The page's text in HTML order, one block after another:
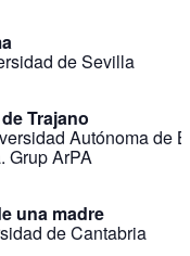
de Sevilla
Trajano
Autónoma de
Grup ArPA
una madre
de Cantabria